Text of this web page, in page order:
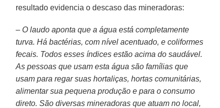
resultado evidencia o descaso das mineradoras:
– O laudo aponta que a água está completamente
turva. Há bactérias, com nível acentuado, e coliformes
fecais. Todos esses índices estão acima do saudável.
As pessoas que usam esta água são famílias que
usam para regar suas hortaliças, hortas comunitárias,
alimentar sua pequena produção e para o consumo
direto. São diversas mineradoras que atuam no local,